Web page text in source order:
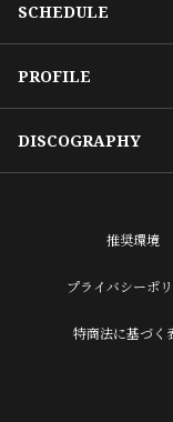
SCHEDULE
PROFILE
DISCOGRAPHY
推奨環境
プライバシーポ
特商法に基づく